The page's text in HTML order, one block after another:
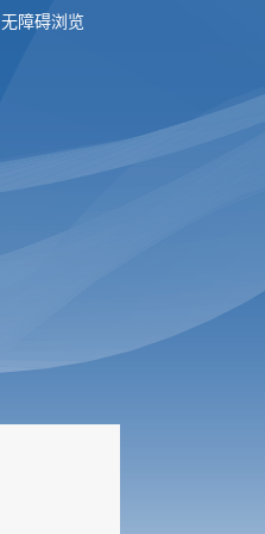
无障碍浏览